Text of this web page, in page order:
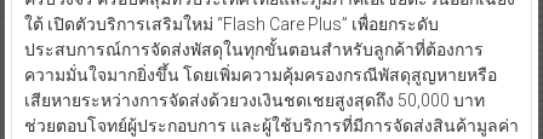
ใต้ เปิดตัวบริการเสริมใหม่ “Flash Care Plus” เพื่อยกระดับ
ประสบการณ์การจัดส่งพัสดุในทุกขั้นตอนสำหรับลูกค้าที่ต้องการ
ความมั่นใจมากยิ่งขึ้น โดยเพิ่มความคุ้มครองกรณีพัสดุสูญหายหรือ
เสียหายระหว่างการจัดส่งด้วยวงเงินชดเชยสูงสุดถึง 50,000 บาท
ช่วยตอบโจทย์ผู้ประกอบการ และผู้ใช้บริการที่มีการจัดส่งสินค้ามูลค่า